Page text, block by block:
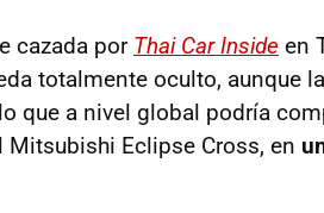
cazada por Thai Car Inside en
totalmente oculto, aunque
que a nivel global podría
Mitsubishi Eclipse Cross, en